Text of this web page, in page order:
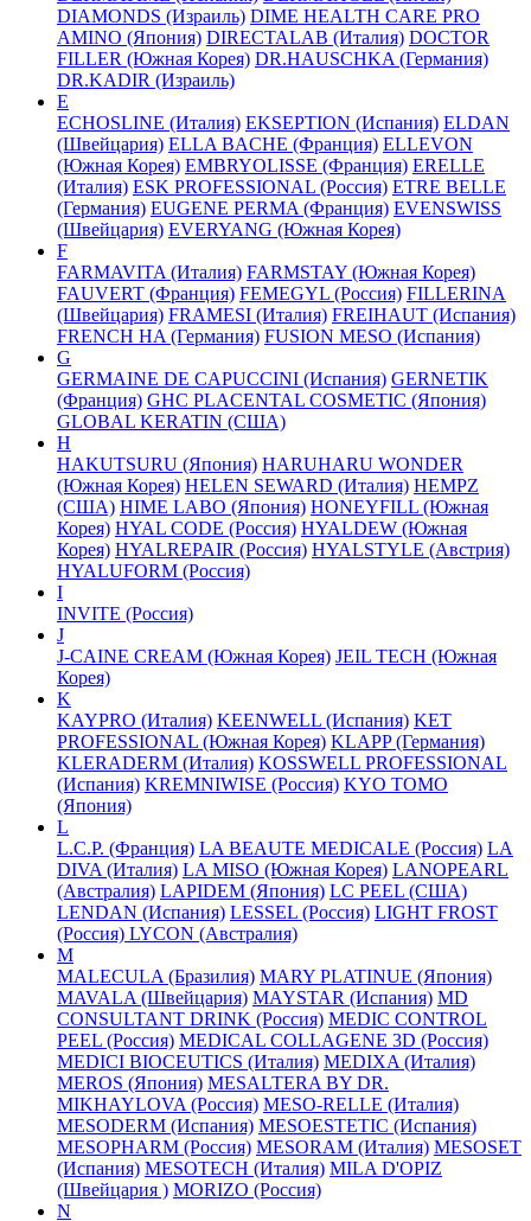
DIAMONDS (Израиль) DIME HEALTH CARE PRO
AMINO (Япония) DIRECTALAB (Италия) DOCTOR
FILLER (Южная Корея) DR.HAUSCHKA (Германия)
DR.KADIR (Израиль)
E
ECHOSLINE (Италия) EKSEPTION (Испания) ELDAN
(Швейцария) ELLA BACHE (Франция) ELLEVON
(Южная Корея) EMBRYOLISSE (Франция) ERELLE
(Италия) ESK PROFESSIONAL (Россия) ETRE BELLE
(Германия) EUGENE PERMA (Франция) EVENSWISS
(Швейцария) EVERYANG (Южная Корея)
F
FARMAVITA (Италия) FARMSTAY (Южная Корея)
FAUVERT (Франция) FEMEGYL (Россия) FILLERINA
(Швейцария) FRAMESI (Италия) FREIHAUT (Испания)
FRENCH HA (Германия) FUSION MESO (Испания)
G
GERMAINE DE CAPUCCINI (Испания) GERNETIK
(Франция) GHC PLACENTAL COSMETIC (Япония)
GLOBAL KERATIN (США)
H
HAKUTSURU (Япония) HARUHARU WONDER
(Южная Корея) HELEN SEWARD (Италия) HEMPZ
(США) HIME LABO (Япония) HONEYFILL (Южная
Корея) HYAL CODE (Россия) HYALDEW (Южная
Корея) HYALREPAIR (Россия) HYALSTYLE (Австрия)
HYALUFORM (Россия)
I
INVITE (Россия)
J
J-CAINE CREAM (Южная Корея) JEIL TECH (Южная
Корея)
K
KAYPRO (Италия) KEENWELL (Испания) KET
PROFESSIONAL (Южная Корея) KLAPP (Германия)
KLERADERM (Италия) KOSSWELL PROFESSIONAL
(Испания) KREMNIWISE (Россия) KYO TOMO
(Япония)
L
L.C.P. (Франция) LA BEAUTE MEDICALE (Россия) LA
DIVA (Италия) LA MISO (Южная Корея) LANOPEARL
(Австралия) LAPIDEM (Япония) LC PEEL (США)
LENDAN (Испания) LESSEL (Россия) LIGHT FROST
(Россия) LYCON (Австралия)
M
MALECULA (Бразилия) MARY PLATINUE (Япония)
MAVALA (Швейцария) MAYSTAR (Испания) MD
CONSULTANT DRINK (Россия) MEDIC CONTROL
PEEL (Россия) MEDICAL COLLAGENE 3D (Россия)
MEDICI BIOCEUTICS (Италия) MEDIXA (Италия)
MEROS (Япония) MESALTERA BY DR.
MIKHAYLOVA (Россия) MESO-RELLE (Италия)
MESODERM (Испания) MESOESTETIC (Испания)
MESOPHARM (Россия) MESORAM (Италия) MESOSET
(Испания) MESOTECH (Италия) MILA D'OPIZ
(Швейцария ) MORIZO (Россия)
N